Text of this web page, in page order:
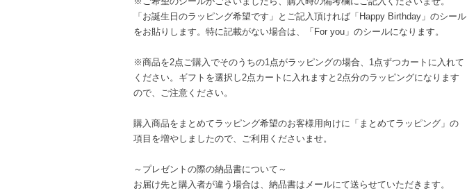
「お誕生日のラッピング希望です」とご記入頂ければ「Happy Birthday」のシール
をお貼りします。特に記載がない場合は、「For you」のシールになります。
※商品を2点ご購入でそのうちの1点がラッピングの場合、1点ずつカートに入れて
ください。ギフトを選択し2点カートに入れますと2点分のラッピングになります
ので、ご注意ください。
購入商品をまとめてラッピング希望のお客様用向けに「まとめてラッピング」の
項目を増やしましたので、ご利用くださいませ。
～プレゼントの際の納品書について～
お届け先と購入者が違う場合は、納品書はメールにて送らせていただきます。